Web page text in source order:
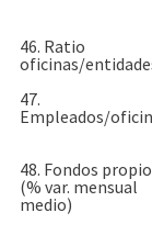
46. Ratio
oficinas/
47.
Empleados/
48. Fondos
(% var. mensual
medio)